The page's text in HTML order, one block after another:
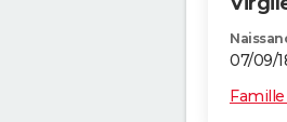
07/09/
Famille